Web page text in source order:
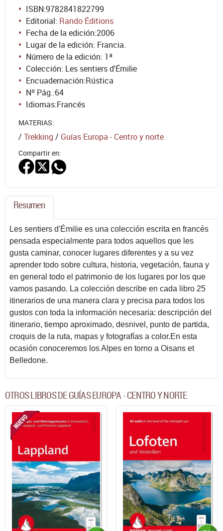
ISBN:9782841822799
Editorial: Rando Éditions
Fecha de la edición:2006
Lugar de la edición: Francia.
Número de la edición: 1ª
Colección: Les sentiers d'Émilie
Encuadernación:Rústica
Nº Pág.:64
Idiomas:Francés
MATERIAS:
/ Trekking / Guías Europa - Centro y norte
Compartir en:
Resumen
Les sentiers d'Émilie es una colección escrita en francés
pensada especialmente para todos aquellos que les
gusta caminar, conocer lugares diferentes y a su vez
aprender todo sobre cultura, historia, vegetación, fauna y
en general todo el patrimonio de los lugares por los que
vamos pasando. La colección describe en cada libro 25
itinerarios de una manera clara y precisa para todos los
gustos con toda la información necesaria: descripción del
itinerario, tiempo aproximado, desnivel, punto de partida,
croquis de la ruta, mapas y fotografías a color.En esta
ocasión conoceremos los Alpes en torno a Oisans et
Belledone.
OTROS LIBROS DE GUÍAS EUROPA - CENTRO Y NORTE